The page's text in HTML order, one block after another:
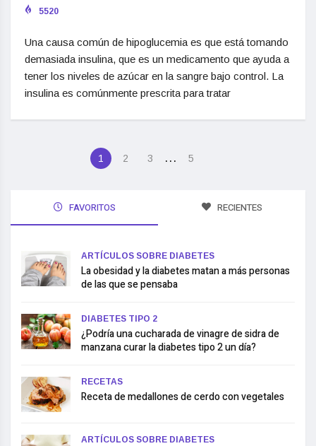
5520
Una causa común de hipoglucemia es que está tomando
demasiada insulina, que es un medicamento que ayuda a
tener los niveles de azúcar en la sangre bajo control. La
insulina es comúnmente prescrita para tratar
1 2 3 … 5
FAVORITOS RECIENTES
ARTÍCULOS SOBRE DIABETES
La obesidad y la diabetes matan a más personas
de las que se pensaba
DIABETES TIPO 2
¿Podría una cucharada de vinagre de sidra de
manzana curar la diabetes tipo 2 un día?
RECETAS
Receta de medallones de cerdo con vegetales
ARTÍCULOS SOBRE DIABETES